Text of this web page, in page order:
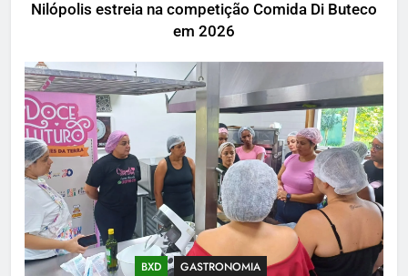
Nilópolis estreia na competição Comida Di Buteco
em 2026
BXD GASTRONOMIA